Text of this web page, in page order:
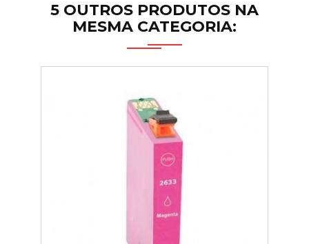
5 OUTROS PRODUTOS NA
MESMA CATEGORIA: